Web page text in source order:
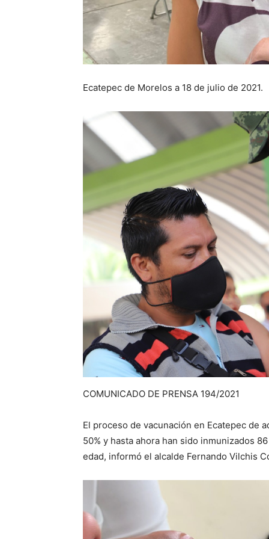
Ecatepec de Morelos a 18 de julio de 2021.
COMUNICADO DE PRENSA 194/2021
El proceso de vacunación en Ecatepec de
50% y hasta ahora han sido inmunizados
edad, informó el alcalde Fernando Vilchis